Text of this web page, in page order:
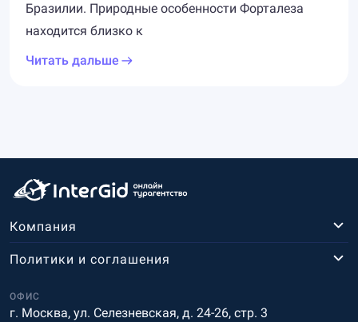
Бразилии. Природные особенности Форталеза
находится близко к
Читать дальше
Компания
ОФИС
г. Москва, ул. Селезневская, д. 24-26, стр. 3
Политики и соглашения